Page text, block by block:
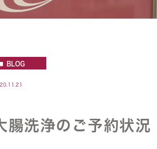
BLOG
腸洗浄のご予約状